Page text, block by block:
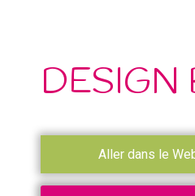
DESIGN
Aller dans le